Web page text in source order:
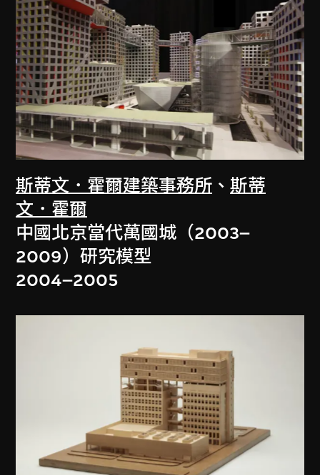
斯蒂文．霍爾建築事務所 、斯蒂
文．霍爾
中國北京當代萬國城（2003–
2009）研究模型
2004–2005